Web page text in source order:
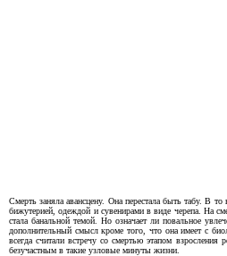
Смерть заняла авансцену. Она перестала быть табу. В
бижутерией, одеждой и сувенирами в виде черепа. На
стала банальной темой. Но означает ли повальное
дополнительный смысл кроме того, что она имеет с
всегда считали встречу со смертью этапом
безучастным в такие узловые минуты жизни.